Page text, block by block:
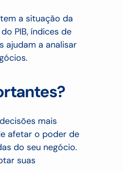
a situação da
PIB, índices de
ajudam a analisar
mais
afetar o poder de
do seu negócio.
suas